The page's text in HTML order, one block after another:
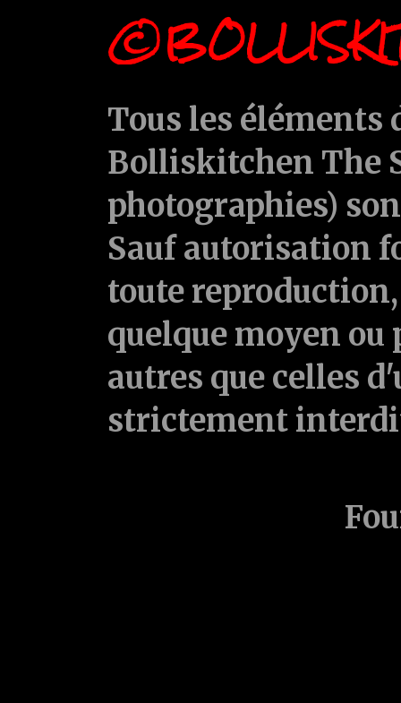
Tous les
Bolliskitchen The
photographies)
Sauf autorisation
toute
quelque moyen ou
autres que celles
strictement